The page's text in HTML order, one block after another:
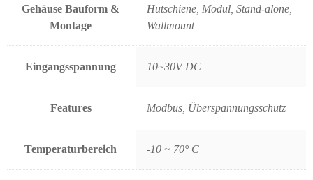
Gehäuse Bauform &
Montage
Hutschiene, Modul, Stand-alone,
Wallmount
Eingangsspannung 10~30V DC
Features Modbus, Überspannungsschutz
Temperaturbereich -10 ~ 70° C